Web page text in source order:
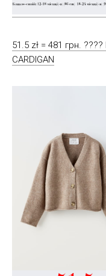
51.5 zł = 481 грн.
CARDIGAN